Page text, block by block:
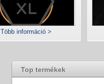
Több információ >
Top termékek